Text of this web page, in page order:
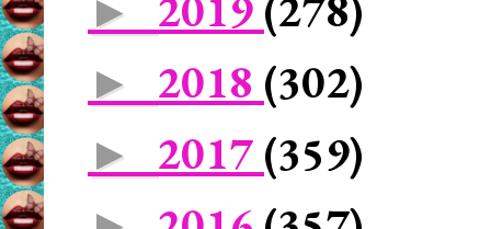
►
► 2018 (302)
► 2017 (359)